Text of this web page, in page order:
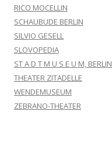
RICO MOCELLIN
SCHAUBUDE BERLIN
SILVIO GESELL
SLOVOPEDIA
ST A D T M U S E U M, BERLIN
THEATER ZITADELLE
WENDEMUSEUM
ZEBRANO-THEATER